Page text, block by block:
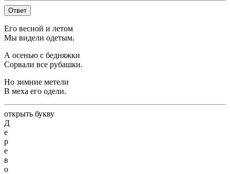
Ответ
Его весной и летом
Мы видели одетым.
А осенью с бедняжки
Сорвали все рубашки.
Но зимние метели
В меха его одели.
открыть букву
Д
е
р
е
в
о